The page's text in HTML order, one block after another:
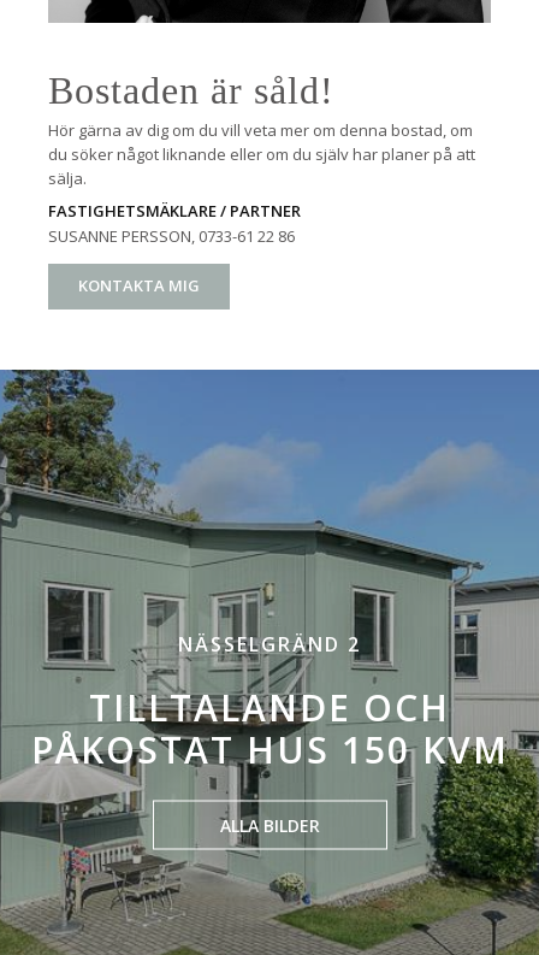
Bostaden är såld!
Hör gärna av dig om du vill veta mer om denna bostad, om
du söker något liknande eller om du själv har planer på att
sälja.
FASTIGHETSMÄKLARE / PARTNER
SUSANNE PERSSON , 0733-61 22 86
KONTAKTA MIG
NÄSSELGRÄND 2
TILLTALANDE OCH
PÅKOSTAT HUS 150 KVM
ALLA BILDER